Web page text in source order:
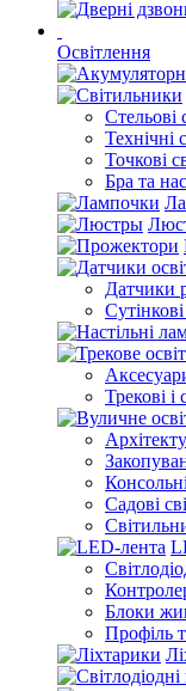
Освітлення
Стельові
Технічні
Точкові
Бра та
Датчики
Трекові і
Садові
Блоки
Профіль